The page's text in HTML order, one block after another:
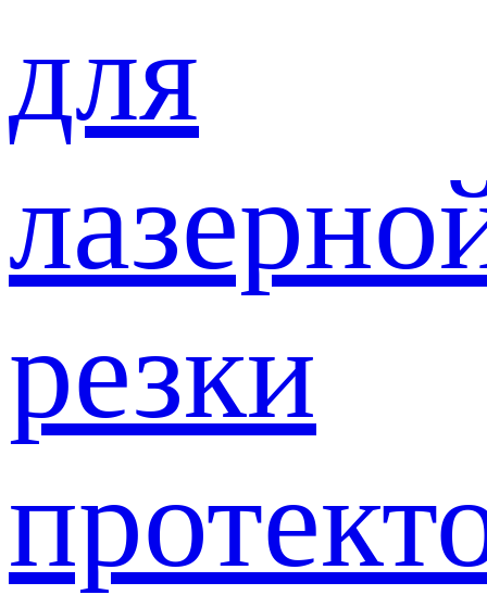
для
резки